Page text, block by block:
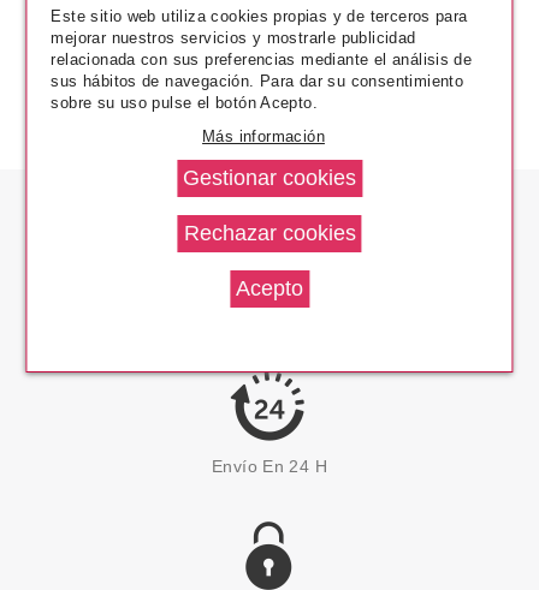
Envío En 24 H
Este sitio web utiliza cookies propias y de terceros para
mejorar nuestros servicios y mostrarle publicidad
relacionada con sus preferencias mediante el análisis de
sus hábitos de navegación. Para dar su consentimiento
sobre su uso pulse el botón Acepto.
Más información